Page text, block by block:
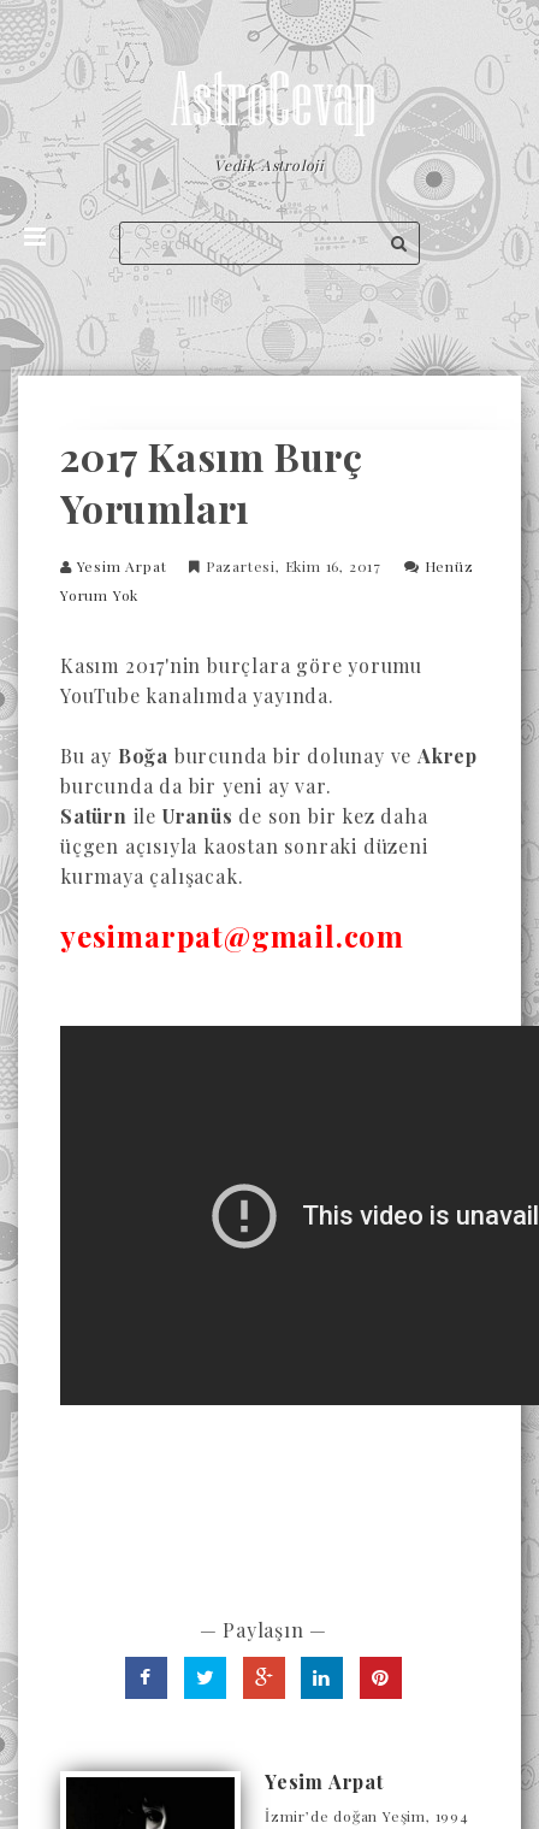
Vedik Astroloji
2017 Kasım Burç
Yorumları
Yesim Arpat Pazartesi, Ekim 16, 2017
Henüz
Yorum Yok
Kasım 2017'nin burçlara göre yorumu
YouTube kanalımda yayında.
Bu ay Boğa burcunda bir dolunay veAkrep
burcunda da bir yeni ay var.
Satürn ile Uranüs de son bir kez daha
üçgen açısıyla kaostan sonraki düzeni
kurmaya çalışacak.
yesimarpat@gmail.com
— Paylaşın —
Yesim Arpat
İzmir’de doğan Yeşim, 1994